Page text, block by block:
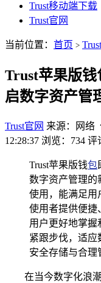
Trust移动端下载
Trust官网
当前位置： 首页 >
Trust苹果版
启数字资产管
Trust官网 来源：网络
12:28:37 浏览：734 评
Trust苹果版钱包
数字资产管理的
使用，能满足用
使用者提供便捷
用户更好地掌握
紧跟步伐，适应
安全存储与合理
在当今数字化浪